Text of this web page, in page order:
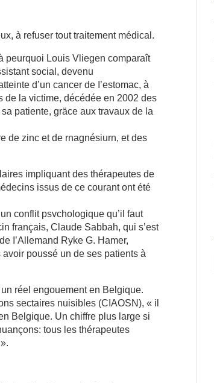
à refuser tout traitement médical.
peurquoi Louis Vliegen comparaît
social, devenu
d’un cancer de I’estomac, à
de la victime, décédée en 2002 des
patiente, gräce aux travaux de la
de zinc et de rnagnésiurn, et des
impliquant des thérapeutes de
issus de ce courant ont été
conflit psvchologique qu’il faut
français, Claude Sabbah, qui s’est
I’Allemand Ryke G. Hamer,
poussé un de ses patients à
réel engouement en Belgique.
sectaires nuisibles (CIAOSN), « il
Belgique. Un chiffre plus large si
tous les thérapeutes